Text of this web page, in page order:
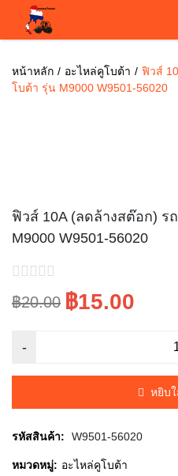
หน้าหลัก อะไหล่คูโบต้า
ฟิวส์
โบต้า รุ่น M9000 W9501-56020
ฟิวส์ 10A (ลดล้างสต๊อก) ร
M9000 W9501-56020
฿20.00
Original
price
was:
฿20.00.
฿15.00
Current
price
is:
฿15.00.
หยิบ
รหัสสินค้า: W9501-56020
หมวดหมู่: อะไหล่คูโบต้า